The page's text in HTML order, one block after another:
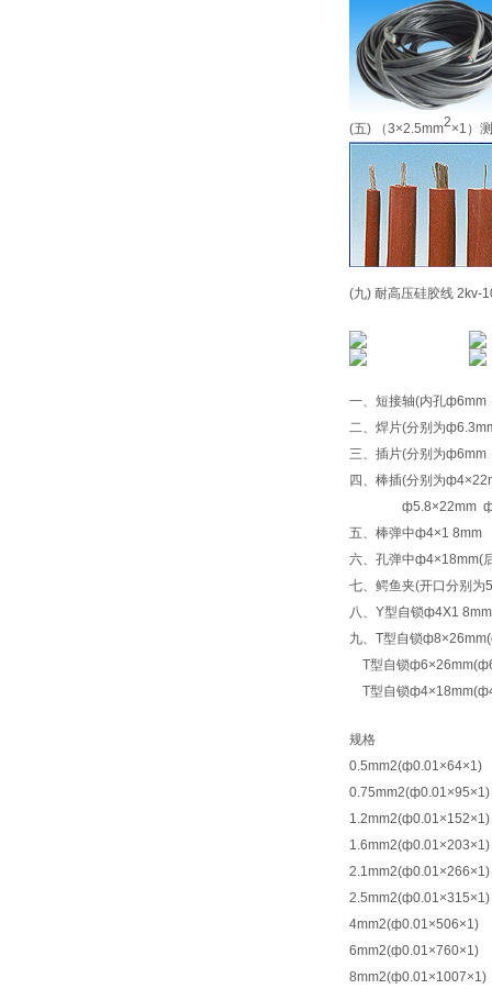
(五) （3×2.5mm2×1）
(九) 耐高压硅胶线 2kv-
一、短接轴(内孔
二、焊片(分别为
三、插片(分别为
四、棒插(分别为
ф5.8×22mm
五、棒弹中ф4×1 8mm
六、孔弹中ф4×18mm(
七、鳄鱼夹(开口分别为
八、Y型自锁ф4X1
九、T型自锁
T型自锁
T型自锁
规格
0.5mm2(ф0.01×64×1)
0.75mm2(ф0.01×95×1)
1.2mm2(ф0.01×152×1)
1.6mm2(ф0.01×203×1)
2.1mm2(ф0.01×266×1)
2.5mm2(ф0.01×315×1)
4mm2(ф0.01×506×1)
6mm2(ф0.01×760×1)
8mm2(ф0.01×1007×1)